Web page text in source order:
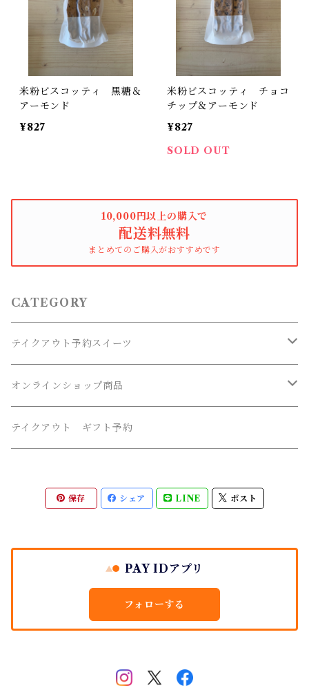
米粉ビスコッティ 黒糖＆
アーモンド
¥827
米粉ビスコッティ チョコ
チップ＆アーモンド
¥827
SOLD OUT
10,000円以上の購入で
配送料無料
まとめてのご購入がおすすめです
CATEGORY
テイクアウト予約スイーツ
冷蔵フルーツ杏仁
冷凍 フルーツ葛バー
オンラインショップ商品
米粉ビスコッティ
テイクアウト ギフト予約
保存 シェア LINE ポスト
PAY IDアプリ
フォローする